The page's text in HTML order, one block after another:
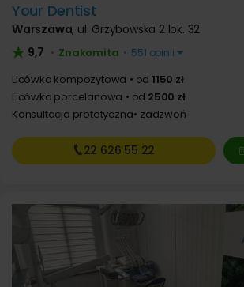
Your Dentist
Warszawa, ul. Grzybowska 2 lok. 32
9,7 • Znakomita • 551 opinii
Licówka kompozytowa od 1150 zł
Licówka porcelanowa
od 2500 zł
Konsultacja protetyczna zadzwoń
22 626 55 22